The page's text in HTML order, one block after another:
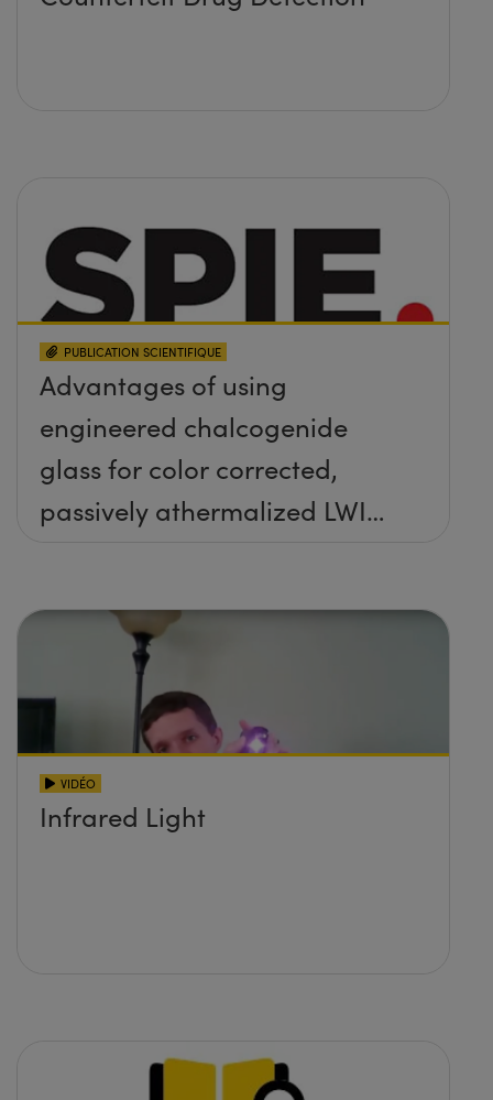
PUBLICATION SCIENTIFIQUE
Advantages of using
engineered chalcogenide
glass for color corrected,
passively athermalized LWIR
VIDÉO
Infrared Light